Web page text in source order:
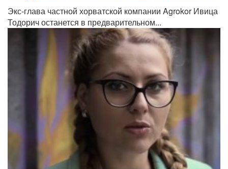
Экс-глава частной хорватской компании Agrokor Ивица
Тодорич останется в предварительном...